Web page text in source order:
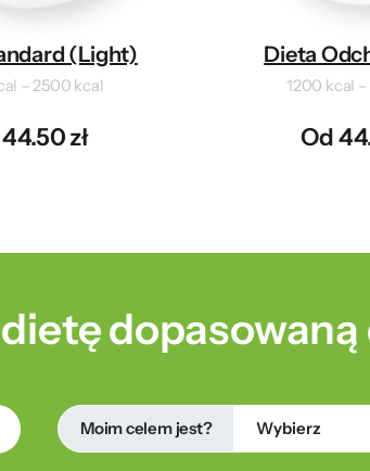
(Light)
– 2500 kcal
zł
Dieta
1200 kcal
Od
dopasowaną
Moim celem jest?